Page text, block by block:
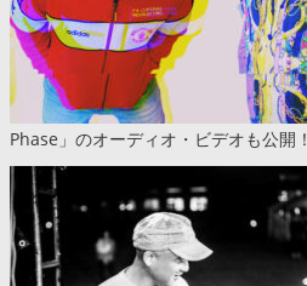
Phase」のオーディオ・ビデオも公開！